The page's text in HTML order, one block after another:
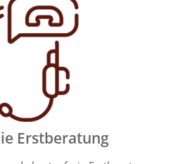
Erstberatung